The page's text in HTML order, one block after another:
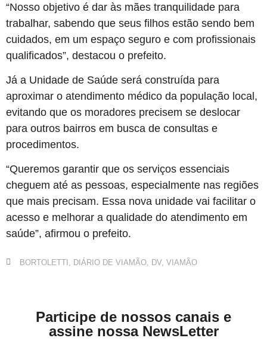
“Nosso objetivo é dar às mães tranquilidade para
trabalhar, sabendo que seus filhos estão sendo bem
cuidados, em um espaço seguro e com profissionais
qualificados”, destacou o prefeito.
Já a Unidade de Saúde será construída para
aproximar o atendimento médico da população local,
evitando que os moradores precisem se deslocar
para outros bairros em busca de consultas e
procedimentos.
“Queremos garantir que os serviços essenciais
cheguem até as pessoas, especialmente nas regiões
que mais precisam. Essa nova unidade vai facilitar o
acesso e melhorar a qualidade do atendimento em
saúde”, afirmou o prefeito.
BORTOLETTI DIÁRIO DE VIAMÃO DV, VIAMÃO
Participe de nossos canais e
assine nossa NewsLetter